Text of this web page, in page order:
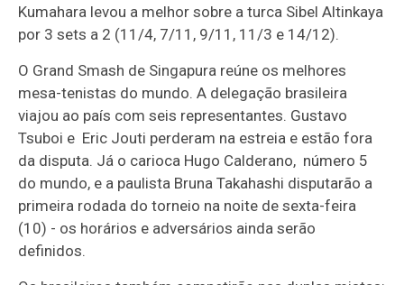
Kumahara levou a melhor sobre a turca Sibel Altinkaya
por 3 sets a 2 (11/4, 7/11, 9/11, 11/3 e 14/12).
O Grand Smash de Singapura reúne os melhores
mesa-tenistas do mundo. A delegação brasileira
viajou ao país com seis representantes. Gustavo
Tsuboi e Eric Jouti perderam na estreia e estão fora
da disputa. Já o carioca Hugo Calderano, número 5
do mundo, e a paulista Bruna Takahashi disputarão a
primeira rodada do torneio na noite de sexta-feira
(10) - os horários e adversários ainda serão
definidos.